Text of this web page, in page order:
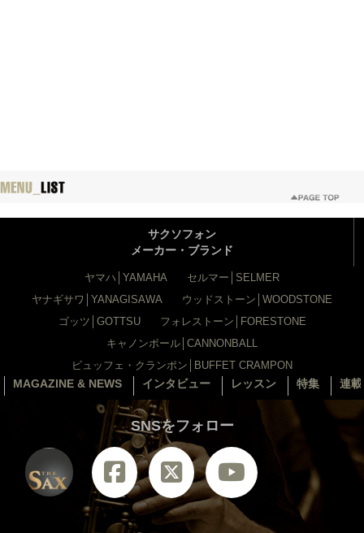
サクソフォン
メーカー・ブランド
ヤマハ│YAMAHA
セルマー│SELMER
ヤナギサワ│YANAGISAWA
ウッドストーン│WOODSTONE
ゴッツ│GOTTSU
フォレストーン│FORESTONE
キャノンボール│CANNONBALL
ビュッフェ・クランポン│BUFFET CRAMPON
MAGAZINE & NEWS インタビュー レッスン 特集 連
SNSをフォロー